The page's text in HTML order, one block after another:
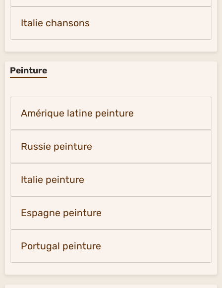
Italie chansons
Peinture
Amérique latine peinture
Russie peinture
Italie peinture
Espagne peinture
Portugal peinture